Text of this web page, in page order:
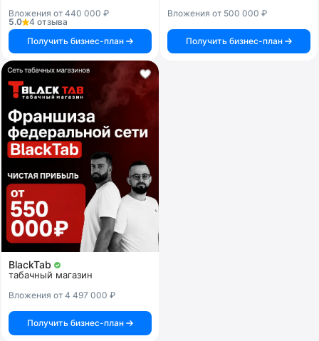
Вложения от 440 000 ₽
5.0
4 отзыва
Получить бизнес-план
Вложения от 500 000 ₽
Получить бизнес-план
BlackTab
табачный магазин
Вложения от 4 497 000 ₽
Получить бизнес-план